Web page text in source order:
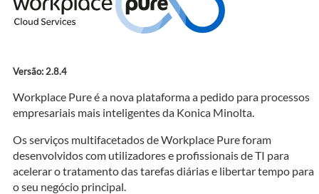
Versão: 2.8.4
Workplace Pure é a nova plataforma a pedido para processos
empresariais mais inteligentes da Konica Minolta.
Os serviços multifacetados de Workplace Pure foram
desenvolvidos com utilizadores e profissionais de TI para
acelerar o tratamento das tarefas diárias e libertar tempo para
o seu negócio principal.